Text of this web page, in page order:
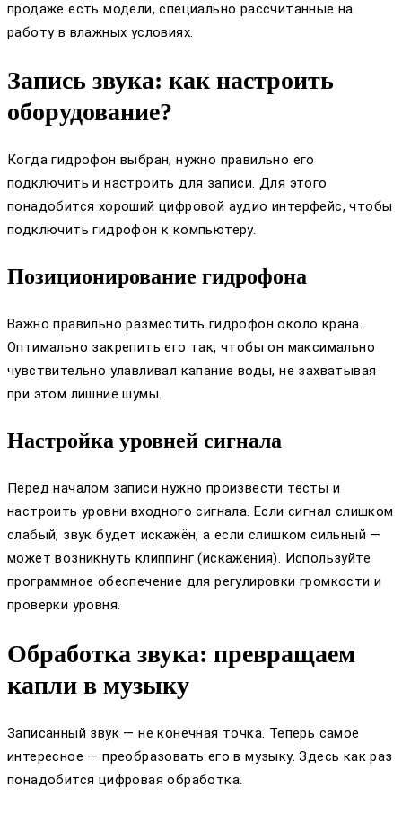
продаже есть модели, специально рассчитанные на
работу в влажных условиях.
Запись звука: как настроить
оборудование?
Когда гидрофон выбран, нужно правильно его
подключить и настроить для записи. Для этого
понадобится хороший цифровой аудио интерфейс, чтобы
подключить гидрофон к компьютеру.
Позиционирование гидрофона
Важно правильно разместить гидрофон около крана.
Оптимально закрепить его так, чтобы он максимально
чувствительно улавливал капание воды, не захватывая
при этом лишние шумы.
Настройка уровней сигнала
Перед началом записи нужно произвести тесты и
настроить уровни входного сигнала. Если сигнал слишком
слабый, звук будет искажён, а если слишком сильный —
может возникнуть клиппинг (искажения). Используйте
программное обеспечение для регулировки громкости и
проверки уровня.
Обработка звука: превращаем
капли в музыку
Записанный звук — не конечная точка. Теперь самое
интересное — преобразовать его в музыку. Здесь как раз
понадобится цифровая обработка.